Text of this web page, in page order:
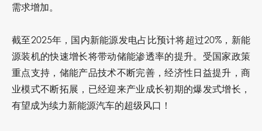
需求增加。
截至2025年，国内新能源发电占比预计将超过20%，新能
源装机的快速增长将带动储能渗透率的提升。受国家政策
重点支持，储能产品技术不断完善，经济性日益提升，商
业模式不断拓展，已经迎来产业成长初期的爆发式增长，
有望成为续力新能源汽车的超级风口！